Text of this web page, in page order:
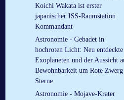
Koichi Wakata ist erster
japanischer ISS-Raumstation
Kommandant
Astronomie - Gebadet in
hochroten Licht: Neu entdeckte
Exoplaneten und der Aussicht
Bewohnbarkeit um Rote Zwerg
Sterne
Astronomie - Mojave-Krater